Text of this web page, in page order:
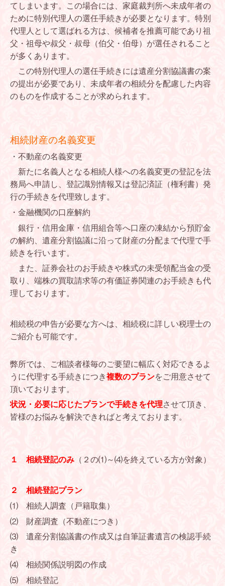
てしまいます。この場合には、家庭裁判所へ未成年者の
ために特別代理人の選任手続きが必要となります。特別
代理人として選ばれる方は、候補者を推薦可能であり祖
父・祖母や叔父・叔母（伯父・伯母）が選任されること
が多くあります。
この特別代理人の選任手続きには遺産分割協議書の案
の提出が必要であり、未成年者の相続分を配慮した内容
のものを作成することが求められます。
相続財産の名義変更
・不動産の名義変更
新たに名義人となる相続人様への名義変更の登記を法
務局へ申請し、登記識別情報又は登記済証（権利書）発
行の手続きを代理致します。
・金融機関の口座解約
銀行・信用金庫・信用組合等へ口座の凍結から預貯金
の解約、遺産分割協議に沿って財産の分配まで代理で手
続きを行います。
また、証券会社のお手続きや株式の未受領配当金の受
取り、端株の買取請求等の有価証券関連のお手続きも代
理しております。
相続税の申告が必要な方へは、相続税に詳しい税理士の
ご紹介も可能です。
弊所では、ご相談者様毎のご要望に幅広く対応できるよ
うに代理する手続きにつき複数のプランをご用意させて
頂いております。
状況・必要に応じたプランで手続きを代理させて頂き、
皆様のお悩みを解決できればと考えております。
１ 相続登記のみ （２の⑴～⑷を終えている方が対象）
２ 相続登記プラン
⑴ 相続人調査（戸籍取集）
⑵ 財産調査（不動産につき）
⑶ 遺産分割協議書の作成又は自筆証書遺言の検認手続
き
⑷ 相続関係説明図の作成
⑸ 相続登記